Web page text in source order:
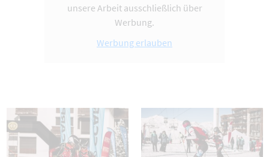
unsere Arbeit ausschließlich über
Werbung.
Werbung erlauben